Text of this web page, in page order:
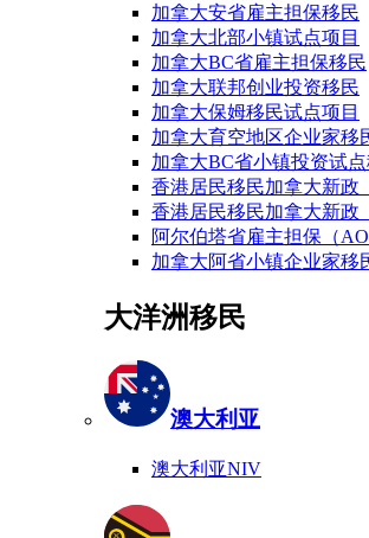
加拿大安省雇主担保移民
加拿大北部小镇试点项目
加拿大BC省雇主担保移民
加拿大联邦创业投资移民
加拿大保姆移民试点项目
加拿大育空地区企业家移
加拿大BC省小镇投资试
香港居民移民加拿大新政
香港居民移民加拿大新政
阿尔伯塔省雇主担保（
加拿大阿省小镇企业家移
大洋洲移民
澳大利亚
澳大利亚NIV